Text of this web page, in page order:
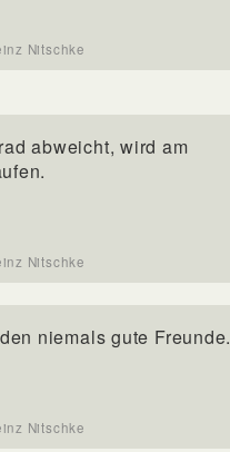
Nitschke
abweicht, wird am
Nitschke
niemals gute Freunde.
Nitschke